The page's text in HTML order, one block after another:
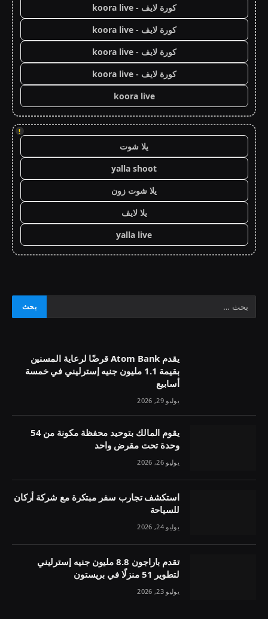
كورة لايف - koora live
كورة لايف - koora live
كورة لايف - koora live
كورة لايف - koora live
koora live
!
يلا شوت
yalla shoot
يلا شوت زون
يلا لايف
yalla live
يقدم Atom Bank قرضًا لرعاية المسنين
بقيمة 1.1 مليون جنيه إسترليني في خمسة
أسابيع
يوليو 29, 2026
يقوم المالك بتوحيد محفظة مكونة من 54
وحدة تحت مقرض واحد
يوليو 26, 2026
استكشف تجارب سفر مبتكرة مع شركة أركان
للسياحة
يوليو 24, 2026
تقدم باراجون 8.8 مليون جنيه إسترليني
لتطوير 51 منزلًا في بريستون
يوليو 23, 2026